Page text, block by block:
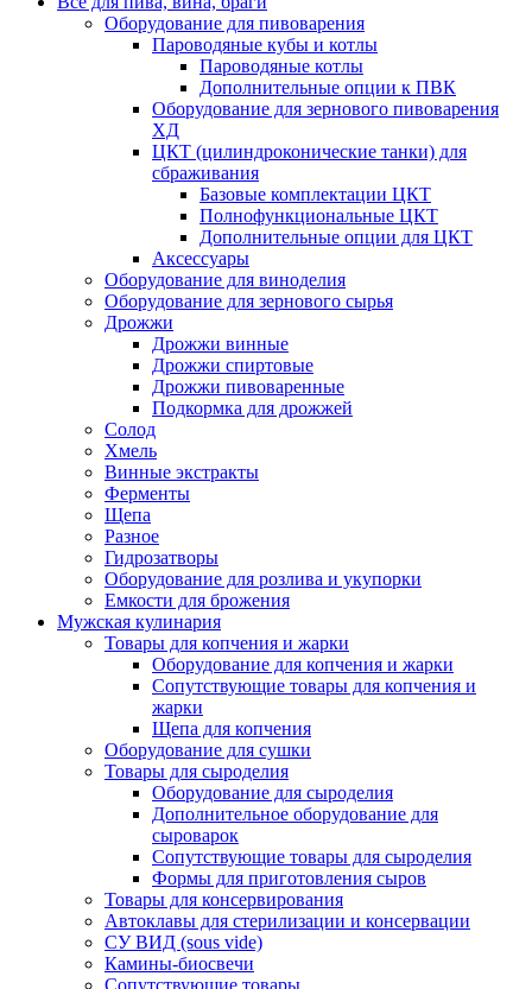
Оборудование для пивоварения
Пароводяные кубы и котлы
Пароводяные котлы
Дополнительные опции к ПВК
Оборудование для зернового пивоварения
ХД
ЦКТ (цилиндроконические танки) для
сбраживания
Базовые комплектации ЦКТ
Полнофункциональные ЦКТ
Дополнительные опции для ЦКТ
Аксессуары
Оборудование для виноделия
Оборудование для зернового сырья
Дрожжи
Дрожжи винные
Дрожжи спиртовые
Дрожжи пивоваренные
Подкормка для дрожжей
Солод
Хмель
Винные экстракты
Ферменты
Щепа
Разное
Гидрозатворы
Оборудование для розлива и укупорки
Емкости для брожения
Мужская кулинария
Товары для копчения и жарки
Оборудование для копчения и жарки
Сопутствующие товары для копчения и
жарки
Щепа для копчения
Оборудование для сушки
Товары для сыроделия
Оборудование для сыроделия
Дополнительное оборудование для
сыроварок
Сопутствующие товары для сыроделия
Формы для приготовления сыров
Товары для консервирования
Автоклавы для стерилизации и консервации
СУ ВИД (sous vide)
Камины-биосвечи
Сопутствующие товары